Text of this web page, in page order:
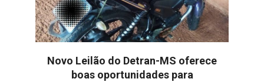
Novo Leilão do Detran-MS oferece
boas oportunidades para